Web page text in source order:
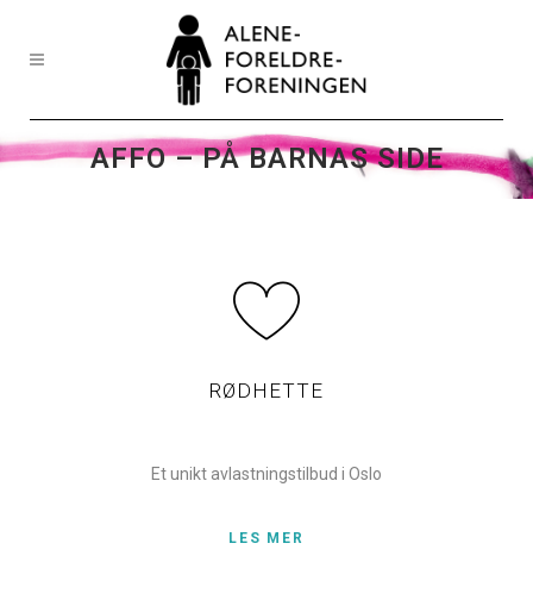
AFFO – PÅ BARNAS SIDE
RØDHETTE
Et unikt avlastningstilbud i Oslo
LES MER